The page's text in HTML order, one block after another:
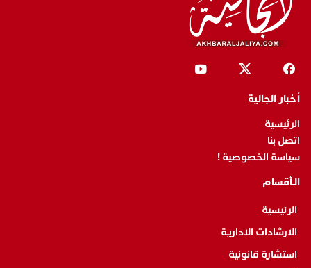
أخبار الجالية
الرئيسية
اتصل بنا
سياسة الخصوصية !
الـأقسام
الرئيسية
الارشادات الادارية
استشارة قانونية